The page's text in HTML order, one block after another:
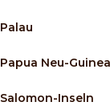
Palau
Papua Neu-Guinea
Salomon-Inseln